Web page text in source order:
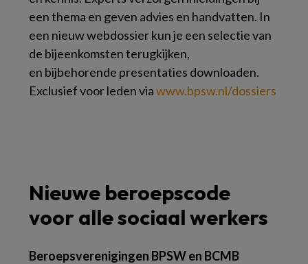
een thema en geven advies en handvatten. In
een nieuw webdossier kun je een selectie van
de bijeenkomsten terugkijken,
en bijbehorende presentaties downloaden.
Exclusief voor leden viawww.bpsw.nl/dossiers
Nieuwe beroepscode
voor alle sociaal werkers
Beroepsverenigingen BPSW en BCMB